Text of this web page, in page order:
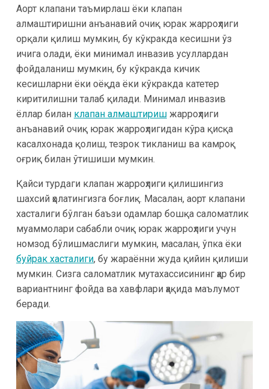
Аорт клапани таъмирлаш ёки клапан
алмаштиришни анъанавий очиқ юрак жарроҳлиги
орқали қилиш мумкин, бу кўкракда кесишни ўз
ичига олади, ёки минимал инвазив усуллардан
фойдаланиш мумкин, бу кўкракда кичик
кесишларни ёки оёқда ёки кўкракда катетер
киритилишни талаб қилади. Минимал инвазив
ёллар билан клапан алмаштиришжарроҳлиги
анъанавий очиқ юрак жарроҳлигидан кўра қисқа
касалхонада қолиш, тезрок тикланиш ва камроқ
оғриқ билан ўтишиши мумкин.
Қайси турдаги клапан жарроҳлиги қилишингиз
шахсий ҳолатингизга боғлиқ. Масалан, аорт клапани
хасталиги бўлган баъзи одамлар бошқа саломатлик
муаммолари сабабли очиқ юрак жарроҳлиги учун
номзод бўлишмаслиги мумкин, масалан, ўпка ёки
буйрак хасталиги, бу жараённи жуда қийин қилиши
мумкин. Сизга саломатлик мутахассисининг ҳар бир
вариантнинг фойда ва хавфлари ҳақида маълумот
беради.